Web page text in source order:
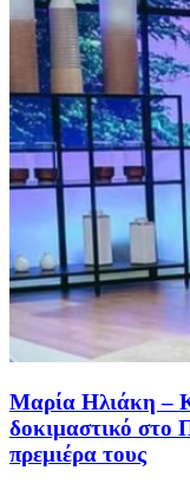
Μαρία Ηλιάκη –
δοκιμαστικό στο
πρεμιέρα τους